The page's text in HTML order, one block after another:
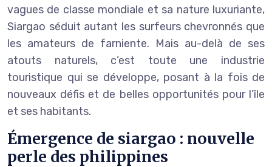
vagues de classe mondiale et sa nature luxuriante,
Siargao séduit autant les surfeurs chevronnés que
les amateurs de farniente. Mais au-delà de ses
atouts naturels, c’est toute une industrie
touristique qui se développe, posant à la fois de
nouveaux défis et de belles opportunités pour l’île
et ses habitants.
Émergence de siargao : nouvelle
perle des philippines